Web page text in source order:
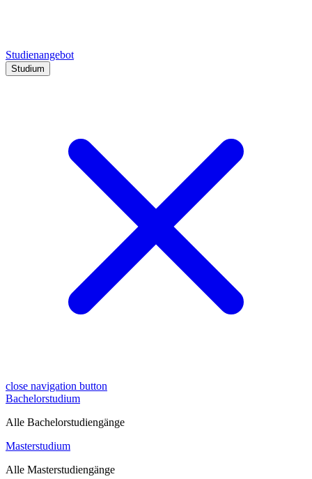
Studienangebot
Studium
close navigation button
Bachelorstudium
Alle Bachelorstudiengänge
Masterstudium
Alle Masterstudiengänge